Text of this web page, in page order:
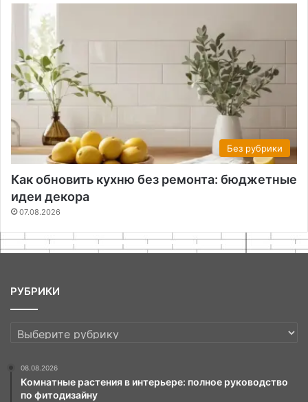
Без рубрики
Как обновить кухню без ремонта: бюджетные
идеи декора
07.08.2026
РУБРИКИ
РУБРИКИ
08.08.2026
Комнатные растения в интерьере: полное руководство
по фитодизайну